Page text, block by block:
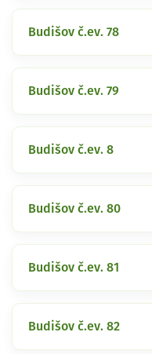
Budišov č.ev. 78
Budišov č.ev. 79
Budišov č.ev. 8
Budišov č.ev. 80
Budišov č.ev. 81
Budišov č.ev. 82